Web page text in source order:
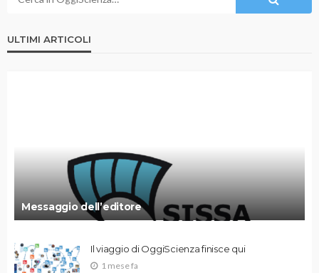
ULTIMI ARTICOLI
Messaggio dell’editore
Il viaggio di OggiScienza finisce qui
1 mese fa